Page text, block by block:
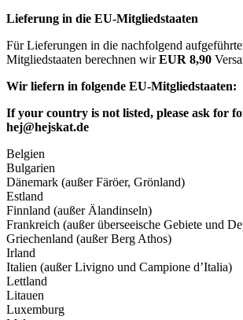
Lieferung in die EU-Mitgliedstaaten
Für Lieferungen in die nachfolgend
Mitgliedstaaten berechnen wirEUR 8,90
Wir liefern in folgende EU-Mitgliedstaaten:
If your country is not listed, please ask for
hej@hejskat.de
Belgien
Bulgarien
Dänemark (außer Färöer, Grönland)
Estland
Finnland (außer Älandinseln)
Frankreich (außer überseeische Gebiete und
Griechenland (außer Berg Athos)
Irland
Italien (außer Livigno und Campione d’Italia)
Lettland
Litauen
Luxemburg